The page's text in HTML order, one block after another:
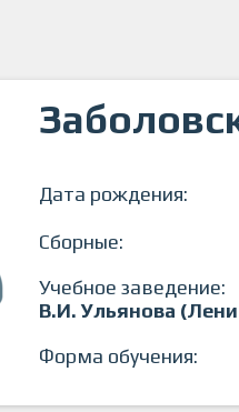
Дата рождения:
Сборные:
Учебное заведение:
В.И. Ульянова
Форма обучения: